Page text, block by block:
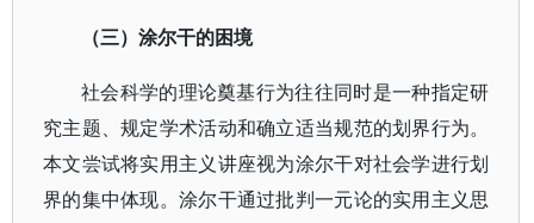
（三）涂尔干的困境
社会科学的理论奠基行为往往同时是一种指定研
究主题、规定学术活动和确立适当规范的划界行为。
本文尝试将实用主义讲座视为涂尔干对社会学进行划
界的集中体现。涂尔干通过批判一元论的实用主义思